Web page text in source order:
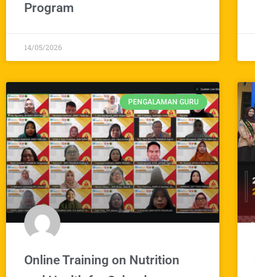
Program
14/05/2026
PENGALAMAN GURU
Online Training on Nutrition